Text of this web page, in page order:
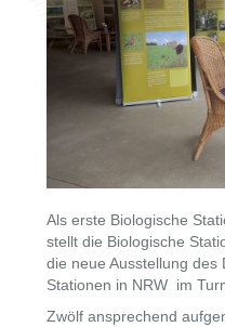
Als erste Biologische
stellt die Biologische
die neue Ausstellung des
Stationen in NRW im
Zwölf ansprechend